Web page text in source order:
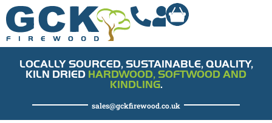
LOCALLY SOURCED, SUSTAINABLE, QUALITY,
KILN DRIED HARDWOOD, SOFTWOOD AND
KINDLING.
sales@gckfirewood.co.uk